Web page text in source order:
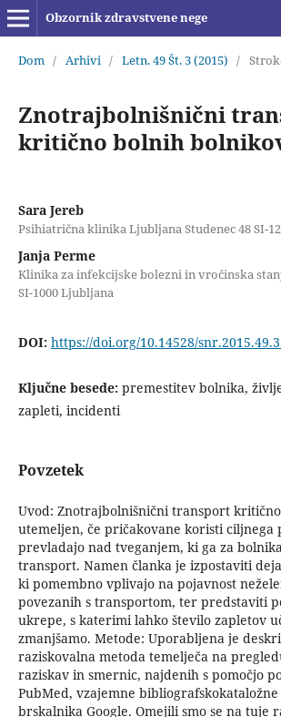
Obzornik zdravstvene nege
Dom / Arhivi / Letn. 49 Št. 3 (2015) /
Znotrajbolnišnični
kritično bolnih
Sara Jereb
Psihiatrična klinika Ljubljana Studenec 48 SI-
Janja Perme
Klinika za infekcijske bolezni in vročinska
SI-1000 Ljubljana
DOI: https://doi.org/10.14528/
Ključne besede: premestitev bolnika,
zapleti, incidenti
Povzetek
Uvod: Znotrajbolnišnični transport
utemeljen, če pričakovane koristi ciljnega
prevladajo nad tveganjem, ki ga za
transport. Namen članka je izpostaviti
ki pomembno vplivajo na pojavnost
povezanih s transportom, ter predstaviti
ukrepe, s katerimi lahko število zapletov
zmanjšamo. Metode: Uporabljena je
raziskovalna metoda temelječa na
raziskav in smernic, najdenih s pomočjo
PubMed, vzajemne bibliografskokataložne
brskalnika Google. Omejili smo se na tuje